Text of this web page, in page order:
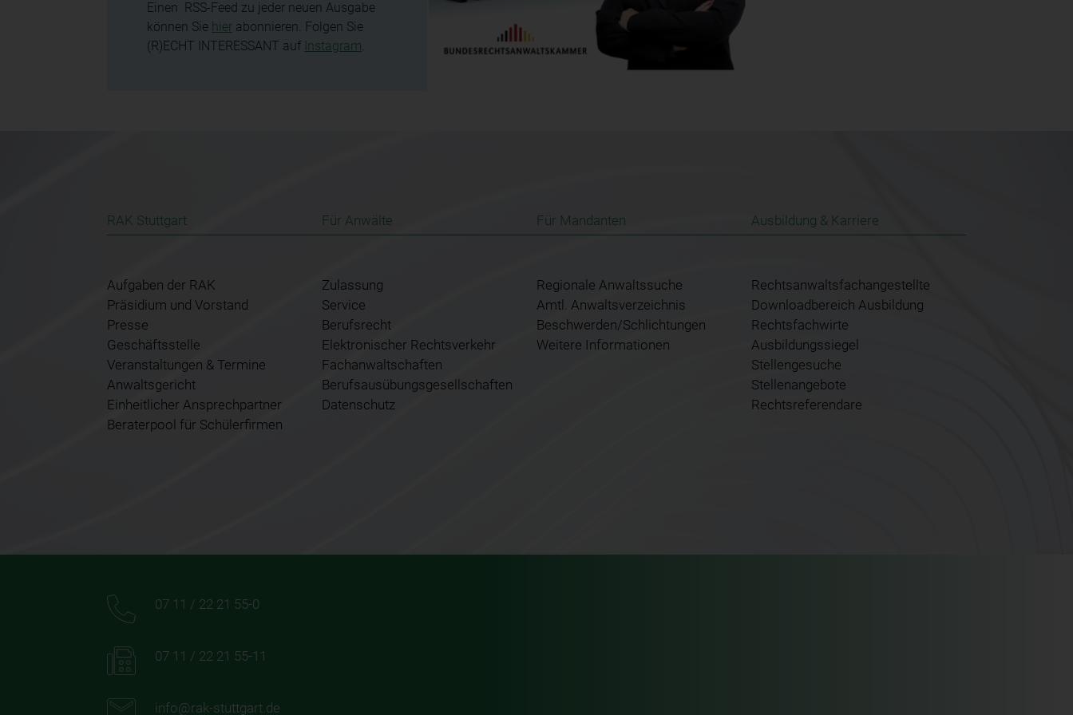
Einen RSS-Feed zu jeder neuen Ausgabe
können Sie hier abonnieren. Folgen Sie
(R)ECHT INTERESSANT auf Instagram.
RAK Stuttgart
Aufgaben der RAK
Präsidium und Vorstand
Presse
Geschäftsstelle
Veranstaltungen & Termine
Anwaltsgericht
Einheitlicher Ansprechpartner
Beraterpool für Schülerfirmen
Für Anwälte
Zulassung
Service
Berufsrecht
Elektronischer Rechtsverkehr
Fachanwaltschaften
Berufsausübungsgesellschaften
Datenschutz
Für Mandanten
Regionale Anwaltssuche
Amtl. Anwaltsverzeichnis
Beschwerden/Schlichtungen
Weitere Informationen
Ausbildung & Karriere
Rechtsanwaltsfachangestellte
Downloadbereich Ausbildung
Rechtsfachwirte
Ausbildungssiegel
Stellengesuche
Stellenangebote
Rechtsreferendare
07 11 / 22 21 55-0
07 11 / 22 21 55-11
info@rak-stuttgart.de